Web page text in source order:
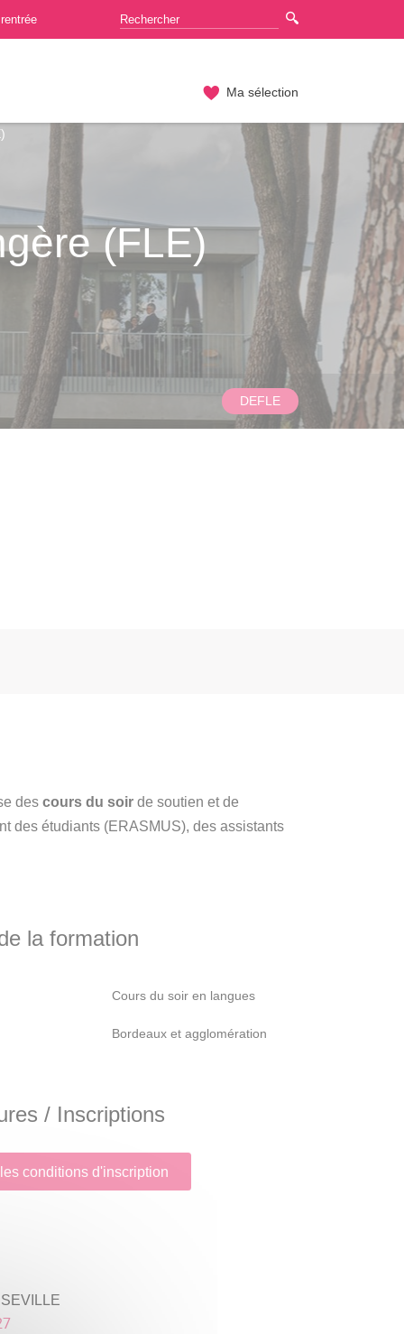
Ma sélection
(FLE)
DEFLE
des cours du soir de soutien et de
des étudiants (ERASMUS), des assistants
la formation
Cours du soir en langues
Bordeaux et agglomération
/ Inscriptions
conditions d'inscription